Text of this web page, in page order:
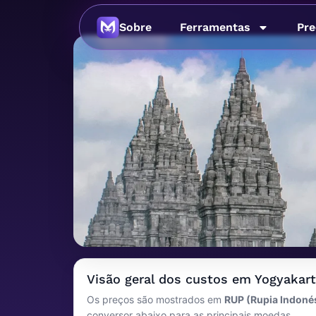
Sobre Ferramentas
Imagem principal
Custo de vida em
Indonésia
Visão geral dos custos em
Os preços são mostrados em RUP (Rupia